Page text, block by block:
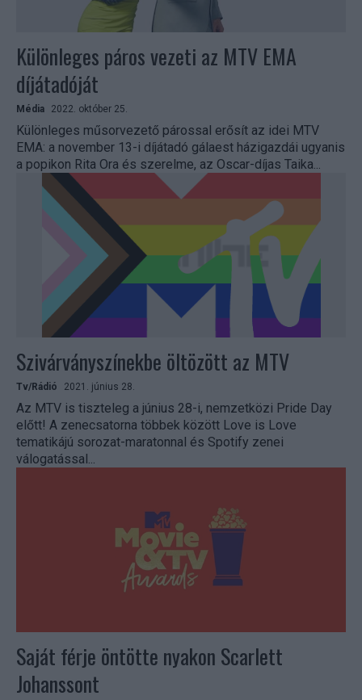
Különleges páros vezeti az MTV EMA
díjátadóját
Média 2022. október 25.
Különleges műsorvezető párossal erősít az idei MTV
EMA: a november 13-i díjátadó gálaest házigazdái ugyanis
a popikon Rita Ora és szerelme, az Oscar-díjas Taika...
Szivárványszínekbe öltözött az MTV
Tv/Rádió 2021. június 28.
Az MTV is tiszteleg a június 28-i, nemzetközi Pride Day
előtt! A zenecsatorna többek között Love is Love
tematikájú sorozat-maratonnal és Spotify zenei
válogatással...
Saját férje öntötte nyakon Scarlett
Johanssont